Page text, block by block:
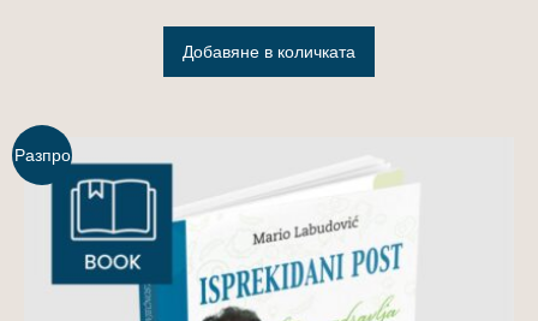
Добавяне в количката
Разпро